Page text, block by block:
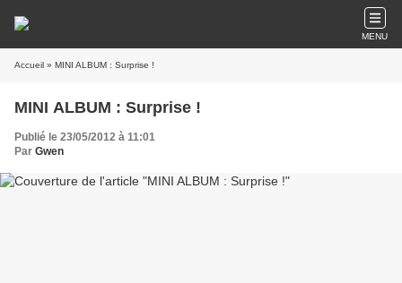
MENU
Accueil » MINI ALBUM : Surprise !
MINI ALBUM : Surprise !
Publié le 23/05/2012 à 11:01
Par Gwen